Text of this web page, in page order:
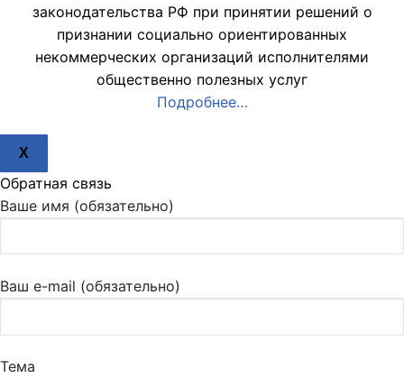
законодательства РФ при принятии решений о
признании социально ориентированных
некоммерческих организаций исполнителями
общественно полезных услуг
Подробнее…
X
Обратная связь
Ваше имя (обязательно)
Ваш e-mail (обязательно)
Тема